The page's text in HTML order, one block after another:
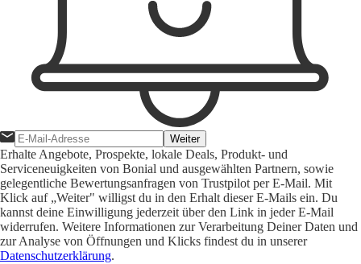
Weiter
Erhalte Angebote, Prospekte, lokale Deals, Produkt- und
Serviceneuigkeiten von Bonial und ausgewählten Partnern, sowie
gelegentliche Bewertungsanfragen von Trustpilot per E-Mail. Mit
Klick auf „Weiter" willigst du in den Erhalt dieser E-Mails ein. Du
kannst deine Einwilligung jederzeit über den Link in jeder E-Mail
widerrufen. Weitere Informationen zur Verarbeitung Deiner Daten und
zur Analyse von Öffnungen und Klicks findest du in unserer
Datenschutzerklärung.